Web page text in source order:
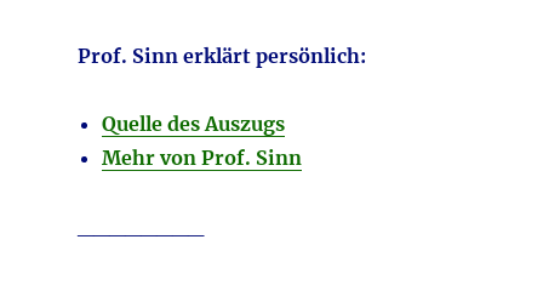
Prof. Sinn erklärt persönlich:
Quelle des Auszugs
Mehr von Prof. Sinn